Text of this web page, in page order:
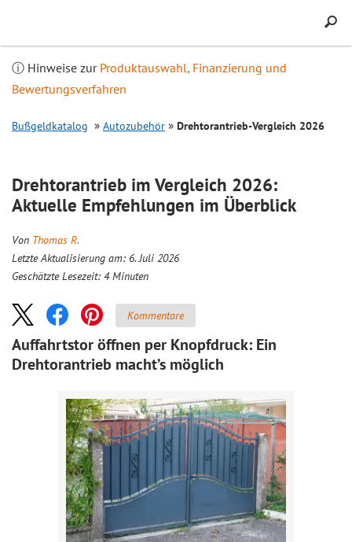
ⓘ Hinweise zur Produktauswahl, Finanzierung und
Bewertungsverfahren
Bußgeldkatalog Autozubehör Drehtorantrieb-Vergleich 2026
Drehtorantrieb im Vergleich 2026:
Aktuelle Empfehlungen im Überblick
Von Thomas R.
Letzte Aktualisierung am: 6. Juli 2026
Geschätzte Lesezeit: 4 Minuten
Kommentare
Auffahrtstor öffnen per Knopfdruck: Ein
Drehtorantrieb macht’s möglich